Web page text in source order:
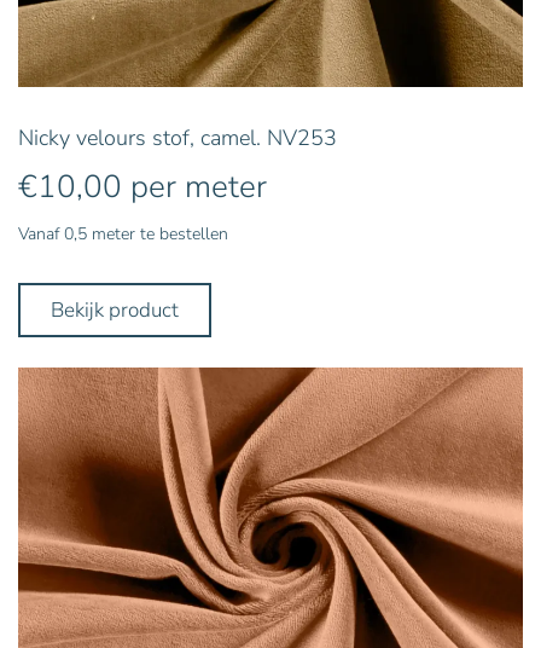
Nicky velours stof, camel. NV253
€10,00 per meter
Vanaf 0,5 meter te bestellen
Bekijk product